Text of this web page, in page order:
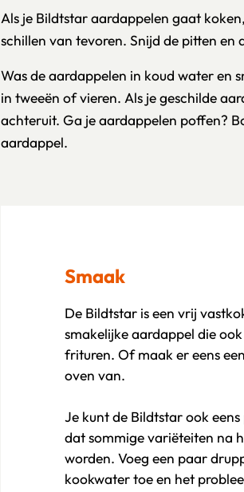
Als je Bildtstar aardappelen gaat
schillen van tevoren. Snijd de pitten en
Was de aardappelen in koud water en
in tweeën of vieren. Als je geschilde
achteruit. Ga je aardappelen poffen?
aardappel.
Smaak
De Bildtstar is een vrij
smakelijke aardappel die
frituren. Of maak er eens
oven van.
Je kunt de Bildtstar ook
dat sommige variëteiten na
worden. Voeg een paar
kookwater toe en het